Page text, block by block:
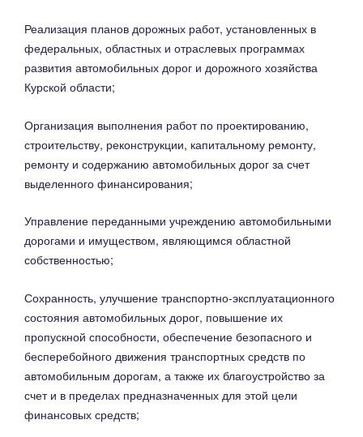
Реализация планов дорожных работ, установленных в
федеральных, областных и отраслевых программах
развития автомобильных дорог и дорожного хозяйства
Курской области;
Организация выполнения работ по проектированию,
строительству, реконструкции, капитальному ремонту,
ремонту и содержанию автомобильных дорог за счет
выделенного финансирования;
Управление переданными учреждению автомобильными
дорогами и имуществом, являющимся областной
собственностью;
Сохранность, улучшение транспортно-эксплуатационного
состояния автомобильных дорог, повышение их
пропускной способности, обеспечение безопасного и
бесперебойного движения транспортных средств по
автомобильным дорогам, а также их благоустройство за
счет и в пределах предназначенных для этой цели
финансовых средств;